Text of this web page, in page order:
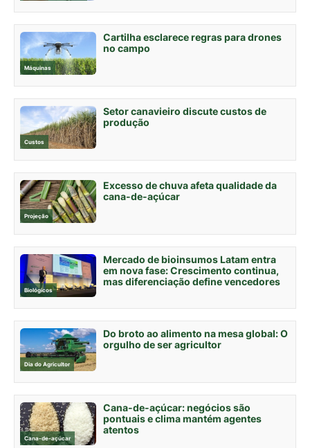
Máquinas
Cartilha esclarece regras para drones
no campo
Custos
Setor canavieiro discute custos de
produção
Projeção
Excesso de chuva afeta qualidade da
cana-de-açúcar
Biológicos
Mercado de bioinsumos Latam entra
em nova fase: Crescimento continua,
mas diferenciação define vencedores
Dia do Agricultor
Do broto ao alimento na mesa global: O
orgulho de ser agricultor
Cana-de-açúcar
Cana-de-açúcar: negócios são
pontuais e clima mantém agentes
atentos